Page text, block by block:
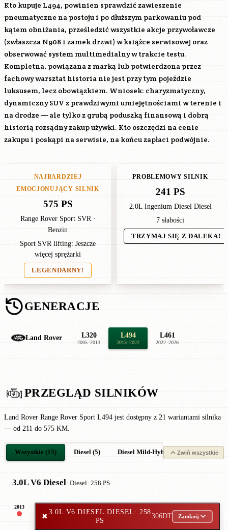
Kto kupuje L494, powinien sprawdzić zawieszenie
pneumatyczne na postoju i po dłuższym parkowaniu pod
kątem obniżania, prześledzić wszystkie akcje przywoławcze
(zwłaszcza N908 i zamek drzwi) w książce serwisowej oraz
obserwować system multimedialny w trakcie testu.
Kompletna, powiązana z marką lub potwierdzona przez
fachowy warsztat historia nie jest przy tym pojeździe
luksusem, lecz obowiązkiem. Wniosek: charyzmatyczny,
dynamiczny SUV z prawdziwymi umiejętnościami w terenie i
na drodze — ale tylko z grubą poduszką finansową i dobrą
historią rozsądny zakup używki. Kto oszczędzi na cenie
zakupu i poskąpi na serwisie, na końcu zapłaci podwójnie.
NAJBARDZIEJ
EMOCJONUJĄCY SILNIK
575 PS
Range Rover Sport SVR ·
Benzin
Sport SVR lifting: Jeszcze
więcej sprężarki
LEGENDARNY!
PROBLEMOWY SILNIK
241 PS
2.0L Ingenium Diesel Diesel
7 słabości
TRZYMAJ SIĘ Z DALEKA!
GENERACJE
Land Rover L320
2005–2013
L494
2013–2022
L461
2022–2026
PRZEGLĄD SILNIKÓW
Land Rover Range Rover Sport L494 jest dostępny z 21 wariantami silnika
— od 211 do 575 KM.
Wszystkie (15) Diesel (5) Diesel Mild-Hybrid (3) Benzyna
Zwiń wszystkie
3.0L V6 Diesel· Diesel· 258 PS
2013
✖
3.0L V6 DIESEL DIESEL· 258
PS
306DT Zamknij